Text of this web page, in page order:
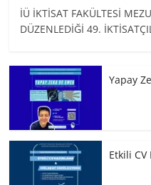
İÜ İKTİSAT FAKÜLTESİ
DÜZENLEDİĞİ 49.
Yapay
Etkili